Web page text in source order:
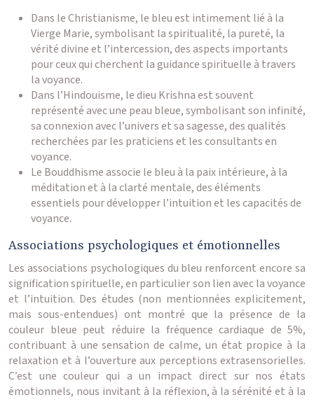
Dans le Christianisme, le bleu est intimement lié à la
Vierge Marie, symbolisant la spiritualité, la pureté, la
vérité divine et l’intercession, des aspects importants
pour ceux qui cherchent la guidance spirituelle à travers
la voyance.
Dans l’Hindouisme, le dieu Krishna est souvent
représenté avec une peau bleue, symbolisant son infinité,
sa connexion avec l’univers et sa sagesse, des qualités
recherchées par les praticiens et les consultants en
voyance.
Le Bouddhisme associe le bleu à la paix intérieure, à la
méditation et à la clarté mentale, des éléments
essentiels pour développer l’intuition et les capacités de
voyance.
Associations psychologiques et émotionnelles
Les associations psychologiques du bleu renforcent encore sa
signification spirituelle, en particulier son lien avec la voyance
et l’intuition. Des études (non mentionnées explicitement,
mais sous-entendues) ont montré que la présence de la
couleur bleue peut réduire la fréquence cardiaque de 5%,
contribuant à une sensation de calme, un état propice à la
relaxation et à l’ouverture aux perceptions extrasensorielles.
C’est une couleur qui a un impact direct sur nos états
émotionnels, nous invitant à la réflexion, à la sérénité et à la